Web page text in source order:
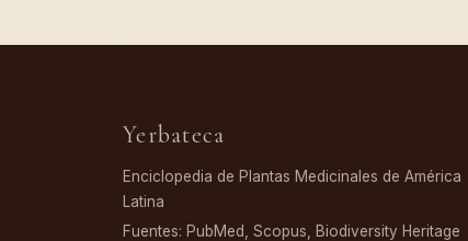
Yerbateca
Enciclopedia de Plantas Medicinales de América
Latina
Fuentes: PubMed, Scopus, Biodiversity Heritage